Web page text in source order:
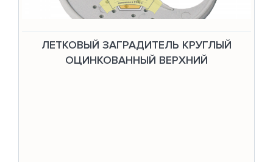
ЛЕТКОВЫЙ ЗАГРАДИТЕЛЬ КРУГЛЫЙ
ОЦИНКОВАННЫЙ ВЕРХНИЙ